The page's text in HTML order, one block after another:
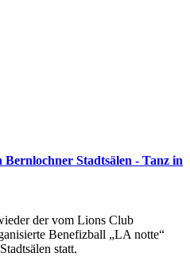
Stadtsälen - Tanz in
der vom Lions Club
Benefizball „LA notte“
statt.